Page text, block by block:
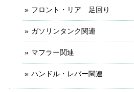
フロント・リア 足回り
ガソリンタンク関連
マフラー関連
ハンドル・レバー関連